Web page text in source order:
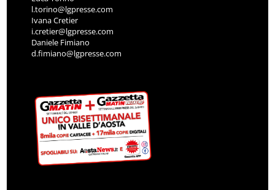
l.torino@lgpresse.com
Ivana Cretier
i.cretier@lgpresse.com
Daniele Fimiano
d.fimiano@lgpresse.com